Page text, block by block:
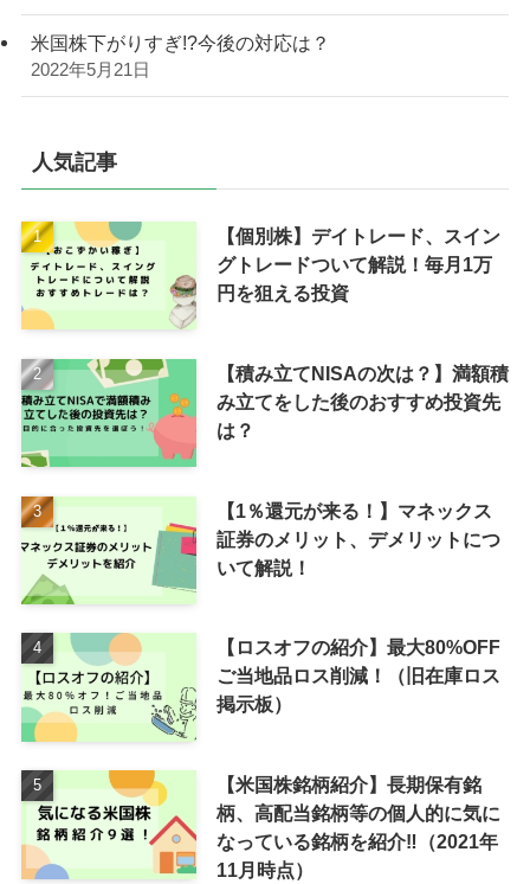
米国株下がりすぎ!?今後の対応は？
2022年5月21日
人気記事
【個別株】デイトレード、スイン
グトレードついて解説！毎月1万
円を狙える投資
【積み立てNISAの次は？】満額積
み立てをした後のおすすめ投資先
は？
【1％還元が来る！】マネックス
証券のメリット、デメリットにつ
いて解説！
【ロスオフの紹介】最大80%OFF
ご当地品ロス削減！（旧在庫ロス
掲示板）
【米国株銘柄紹介】長期保有銘
柄、高配当銘柄等の個人的に気に
なっている銘柄を紹介‼（2021年
11月時点）